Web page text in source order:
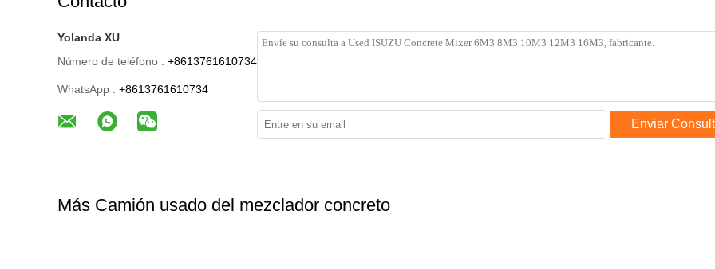
Yolanda XU
Número de teléfono : +8613761610734
WhatsApp : +8613761610734
Enviar
Más Camión usado del mezclador concreto